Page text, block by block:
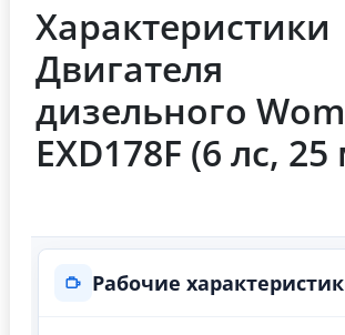
Характеристики
Двигателя
дизельного
EXD178F (6 лс,
Рабочие